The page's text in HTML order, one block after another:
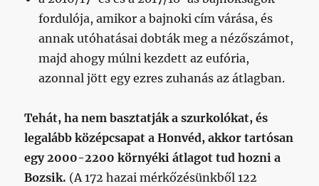
fordulója, amikor a bajnoki cím várása, és
annak utóhatásai dobták meg a nézőszámot,
majd ahogy múlni kezdett az eufória,
azonnal jött egy ezres zuhanás az átlagban.
Tehát, ha nem basztatják a szurkolókat, és
legalább középcsapat a Honvéd, akkor tartósan
egy 2000-2200 környéki átlagot tud hozni a
Bozsik. (A 172 hazai mérkőzésünkből 122